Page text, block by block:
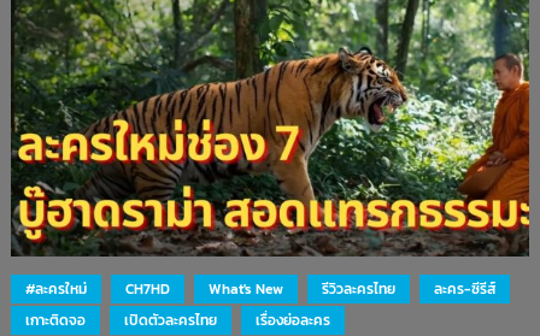
#ละครใหม่ CH7HD What's New รีวิวละครไทย
ละคร-ซีรีส์
เกาะติดจอ
เปิดตัวละครไทย เรื่องย่อละคร